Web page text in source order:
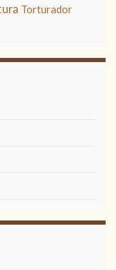
Torturador